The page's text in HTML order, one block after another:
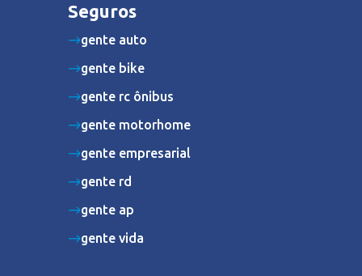
Seguros
gente auto
gente bike
gente rc ônibus
gente motorhome
gente empresarial
gente rd
gente ap
gente vida